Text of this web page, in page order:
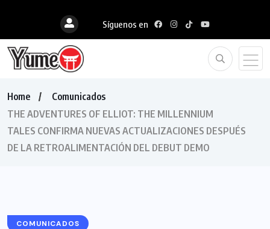
Síguenos en
Home
Comunicados
THE ADVENTURES OF ELLIOT: THE MILLENNIUM
TALES CONFIRMA NUEVAS ACTUALIZACIONES DESPUÉS
DE LA RETROALIMENTACIÓN DEL DEBUT DEMO
COMUNICADOS